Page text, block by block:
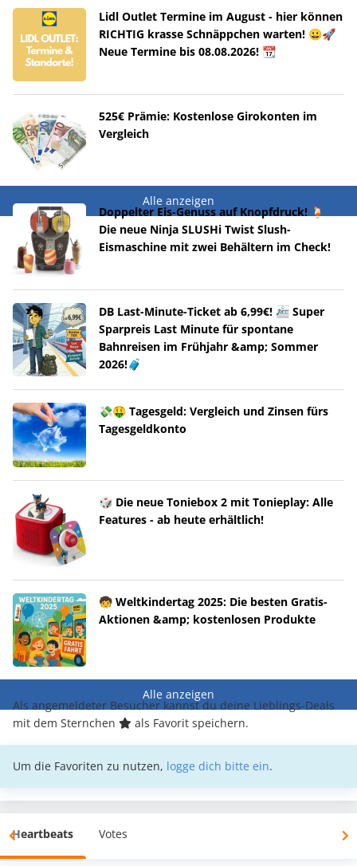
Lidl Outlet Termine im August - hier können
RICHTIG krasse Schnäppchen warten! 😀🚀
Neue Termine bis 08.08.2026! 📆
525€ Prämie: Kostenlose Girokonten im
Vergleich
Alle anzeigen
Doppelter Eis-Genuss auf Knopfdruck! 🍹
Die neue Ninja SLUSHi Twist Slush-
Eismaschine mit zwei Behältern im Check!
DB Last-Minute-Ticket ab 6,99€! 🚈 Super
Sparpreis Last Minute für spontane
Bahnreisen im Frühjahr &amp; Sommer
2026!🧳
💸🤑 Tagesgeld: Vergleich und Zinsen fürs
Tagesgeldkonto
🎲 Die neue Toniebox 2 mit Tonieplay: Alle
Features - ab heute erhältlich!
🧒 Weltkindertag 2025: Die besten Gratis-
Aktionen &amp; kostenlosen Produkte
Alle anzeigen
Als angemeldeter Besucher kannst du deine Lieblings-Deals
mit dem Sternchen
als Favorit speichern.
Um die Favoriten zu nutzen, logge dich bitte ein.
Heartbeats Votes